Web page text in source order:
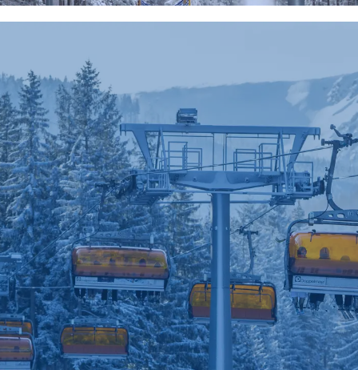
Więcej przydatnych
informacji
Pogoda
Aktualne